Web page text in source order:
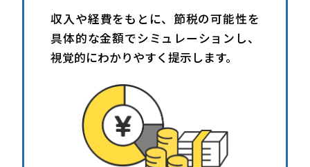
収入や経費をもとに、節税の可能性を
具体的な金額でシミュレーションし、
視覚的にわかりやすく提示します。